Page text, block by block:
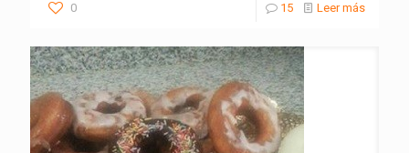
0 15 Leer más